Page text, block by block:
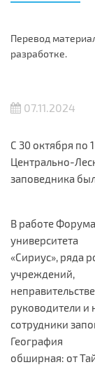
Перевод
разработке.
07.11.2024
С 30 октября по
Центрально-
заповедника
В работе
университета
«Сириус», ряда
учреждений,
руководители и
сотрудники
География
обширная: от